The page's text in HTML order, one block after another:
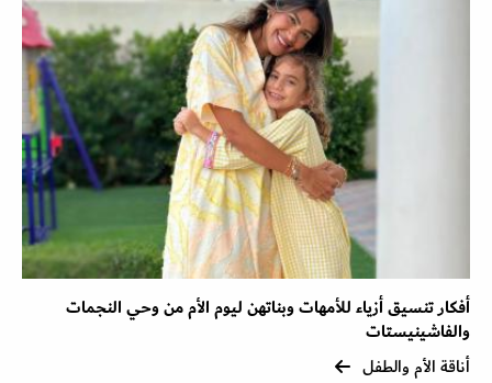
أفكار تنسيق أزياء للأمهات وبناتهن ليوم الأم من وحي النجمات
والفاشينيستات
أناقة الأم والطفل